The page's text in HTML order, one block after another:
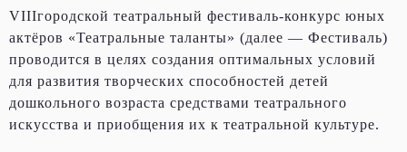
VIIIгородской театральный фестиваль-конкурс юных
актёров «Театральные таланты» (далее — Фестиваль)
проводится в целях создания оптимальных условий
для развития творческих способностей детей
дошкольного возраста средствами театрального
искусства и приобщения их к театральной культуре.